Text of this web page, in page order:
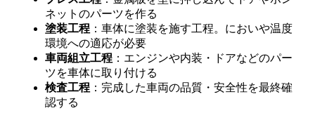
ネットのパーツを作る
塗装工程 ：車体に塗装を施す工程。においや温度
環境への適応が必要
車両組立工程 ：エンジンや内装・ドアなどのパー
ツを車体に取り付ける
検査工程 ：完成した車両の品質・安全性を最終確
認する